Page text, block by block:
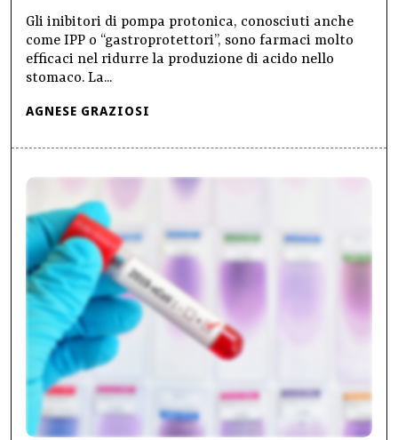
Gli inibitori di pompa protonica, conosciuti anche
come IPP o “gastroprotettori”, sono farmaci molto
efficaci nel ridurre la produzione di acido nello
stomaco. La...
AGNESE GRAZIOSI